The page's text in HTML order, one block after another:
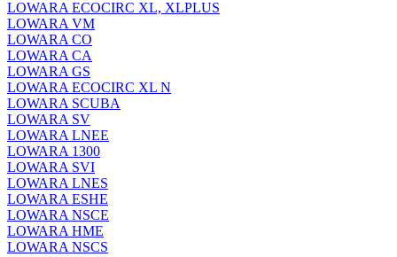
LOWARA ECOCIRC XL, XLPLUS
LOWARA VM
LOWARA CO
LOWARA CA
LOWARA GS
LOWARA ECOCIRC XL N
LOWARA SCUBA
LOWARA SV
LOWARA LNEE
LOWARA 1300
LOWARA SVI
LOWARA LNES
LOWARA ESHE
LOWARA NSCE
LOWARA HME
LOWARA NSCS